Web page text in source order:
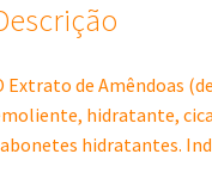
Extrato de Amêndoas
hidratante,
hidratantes.